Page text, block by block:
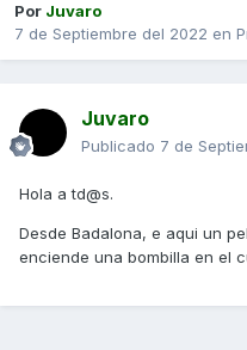
Por Juvaro
7 de Septiembre del 2022 en
Juvaro
Publicado 7 de
Hola a td@s.
Desde Badalona, e aqui un
enciende una bombilla en el